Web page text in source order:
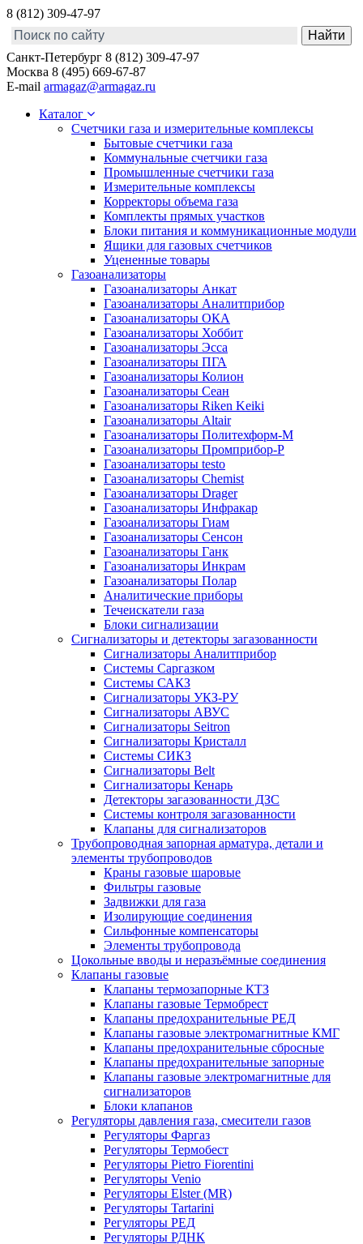
8 (812) 309-47-97
Санкт-Петербург 8 (812) 309-47-97
Москва 8 (495) 669-67-87
E-mail armagaz@armagaz.ru
Каталог
Счетчики газа и измерительные комплексы
Бытовые счетчики газа
Коммунальные счетчики газа
Промышленные счетчики газа
Измерительные комплексы
Корректоры объема газа
Комплекты прямых участков
Блоки питания и коммуникационные модули
Ящики для газовых счетчиков
Уцененные товары
Газоанализаторы
Газоанализаторы Анкат
Газоанализаторы Аналитприбор
Газоанализаторы ОКА
Газоанализаторы Хоббит
Газоанализаторы Эсса
Газоанализаторы ПГА
Газоанализаторы Колион
Газоанализаторы Сеан
Газоанализаторы Riken Keiki
Газоанализаторы Altair
Газоанализаторы Политехформ-М
Газоанализаторы Промприбор-Р
Газоанализаторы testo
Газоанализаторы Chemist
Газоанализаторы Drager
Газоанализаторы Инфракар
Газоанализаторы Гиам
Газоанализаторы Сенсон
Газоанализаторы Ганк
Газоанализаторы Инкрам
Газоанализаторы Полар
Аналитические приборы
Течеискатели газа
Блоки сигнализации
Сигнализаторы и детекторы загазованности
Сигнализаторы Аналитприбор
Системы Саргазком
Системы САКЗ
Сигнализаторы УКЗ-РУ
Сигнализаторы АВУС
Сигнализаторы Seitron
Сигнализаторы Кристалл
Системы СИКЗ
Сигнализаторы Belt
Сигнализаторы Кенарь
Детекторы загазованности ДЗС
Системы контроля загазованности
Клапаны для сигнализаторов
Трубопроводная запорная арматура, детали и
элементы трубопроводов
Краны газовые шаровые
Фильтры газовые
Задвижки для газа
Изолирующие соединения
Сильфонные компенсаторы
Элементы трубопровода
Цокольные вводы и неразъёмные соединения
Клапаны газовые
Клапаны термозапорные КТЗ
Клапаны газовые Термобрест
Клапаны предохранительные РЕД
Клапаны газовые электромагнитные КМГ
Клапаны предохранительные сбросные
Клапаны предохранительные запорные
Клапаны газовые электромагнитные для
сигнализаторов
Блоки клапанов
Регуляторы давления газа, смесители газов
Регуляторы Фаргаз
Регуляторы Термобест
Регуляторы Pietro Fiorentini
Регуляторы Venio
Регуляторы Elster (MR)
Регуляторы Tartarini
Регуляторы РЕД
Регуляторы РДНК